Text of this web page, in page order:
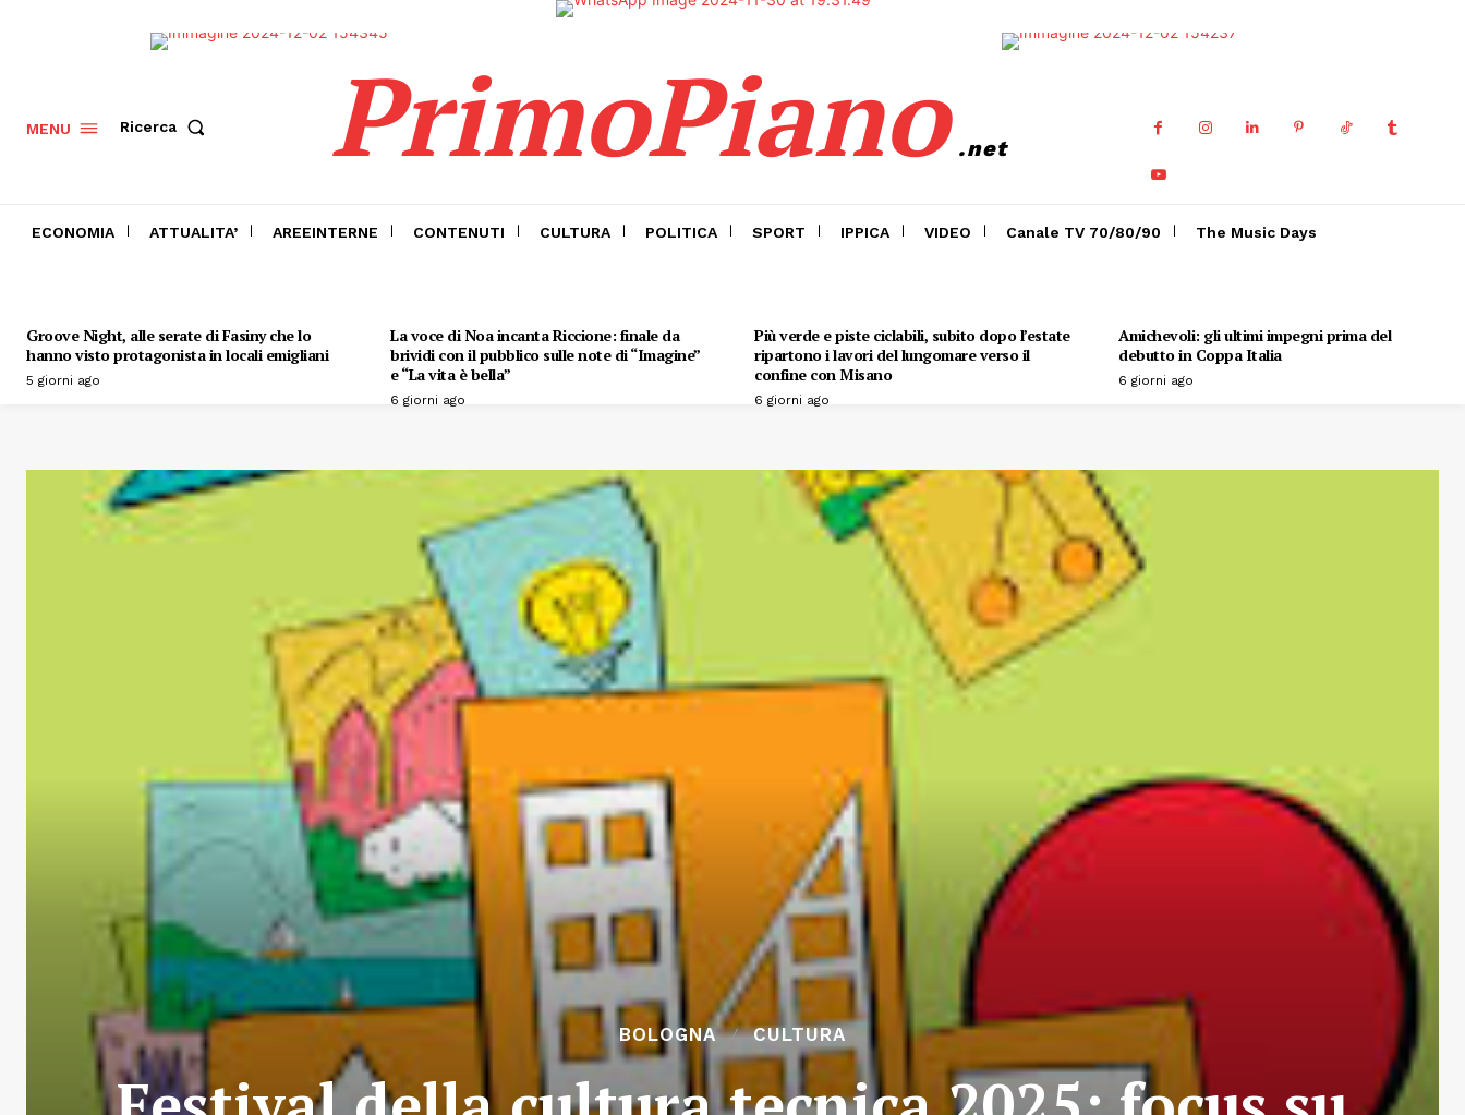
MENU Ricerca PrimoPiano .net
ECONOMIA ATTUALITA’ AREEINTERNE CONTENUTI CULTURA POLITICA SPORT IPPICA VIDEO Canale TV 70/80/90 The Music Days
Groove Night, alle serate di Fasiny che lo
hanno visto protagonista in locali emigliani
5 giorni ago
La voce di Noa incanta Riccione: finale da
brividi con il pubblico sulle note di “Imagine”
e “La vita è bella”
6 giorni ago
Più verde e piste ciclabili, subito dopo l’estate
ripartono i lavori del lungomare verso il
confine con Misano
6 giorni ago
Amichevoli: gli ultimi impegni prima del
debutto in Coppa Italia
6 giorni ago
BOLOGNA CULTURA